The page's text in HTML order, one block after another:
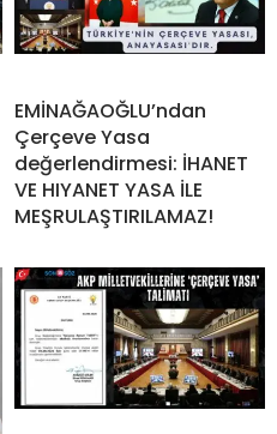
EMİNAĞAOĞLU’ndan
Çerçeve Yasa
değerlendirmesi: İHANET
VE HIYANET YASA İLE
MEŞRULAŞTIRILAMAZ!